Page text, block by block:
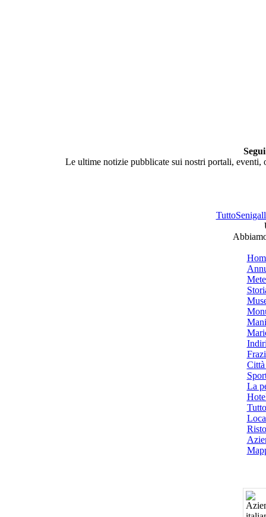
Le ultime notizie pubblicate sui nostri portali,
Città
La